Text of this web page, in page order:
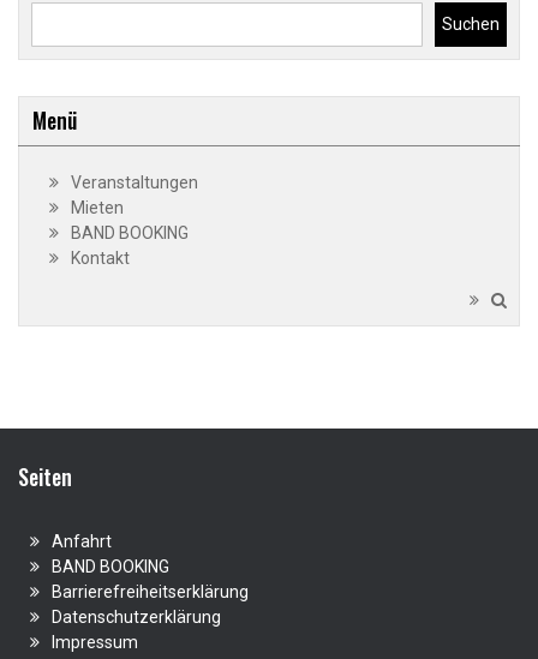
Suchen
Menü
Veranstaltungen
Mieten
BAND BOOKING
Kontakt
Seiten
Anfahrt
BAND BOOKING
Barrierefreiheitserklärung
Datenschutzerklärung
Impressum